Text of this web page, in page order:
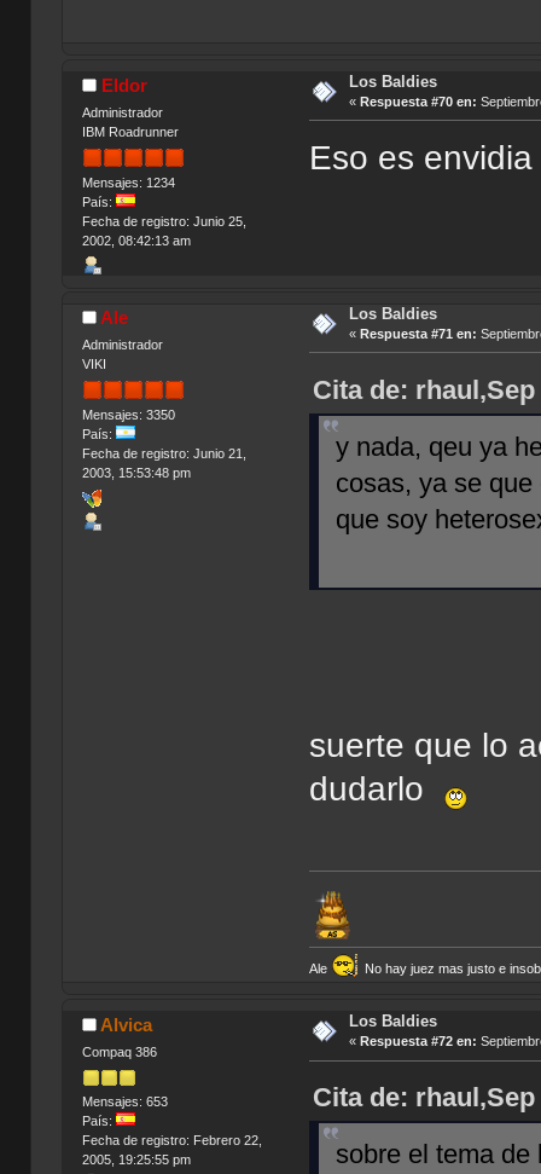
Eldor
Administrador
IBM Roadrunner
Mensajes: 1234
País:
Fecha de registro: Junio 25,
2002, 08:42:13 am
Los Baldies
« Respuesta #70 en:
Eso es
Ale
Administrador
VIKI
Mensajes: 3350
País:
Fecha de registro: Junio 21,
2003, 15:53:48 pm
Los Baldies
« Respuesta #71 en:
Cita de: rhaul,Sep
y nada, qeu ya
cosas, ya se
que soy
suerte que lo
dudarlo
Ale No hay juez mas justo e
Alvica
Compaq 386
Mensajes: 653
País:
Fecha de registro: Febrero 22,
2005, 19:25:55 pm
Los Baldies
« Respuesta #72 en:
Cita de: rhaul,Sep
sobre el tema